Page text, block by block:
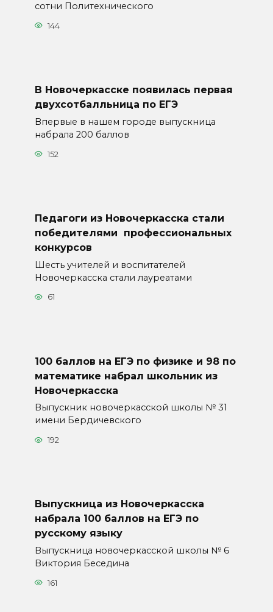
сотни Политехнического
144
В Новочеркасске появилась первая
двухсотбалльница по ЕГЭ
Впервые в нашем городе выпускница
набрала 200 баллов
152
Педагоги из Новочеркасска стали
победителями профессиональных
конкурсов
Шесть учителей и воспитателей
Новочеркасска стали лауреатами
61
100 баллов на ЕГЭ по физике и 98 по
математике набрал школьник из
Новочеркасска
Выпускник новочеркасской школы № 31
имени Бердичевского
192
Выпускница из Новочеркасска
набрала 100 баллов на ЕГЭ по
русскому языку
Выпускница новочеркасской школы № 6
Виктория Беседина
161